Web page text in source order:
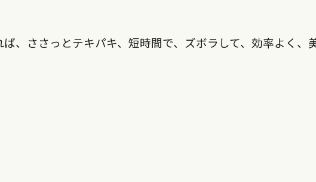
、ささっとテキパキ、短時間で、ズボラして、効率よく、